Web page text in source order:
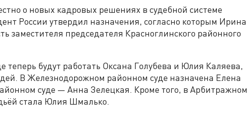
о новых кадровых решениях в судебной системе
России утвердил назначения, согласно которым Ирина
заместителя председателя Красноглинского районного
теперь будут работать Оксана Голубева и Юлия Каляева,
В Железнодорожном районном суде назначена Елена
суде — Анна Зелецкая. Кроме того, в Арбитражном
стала Юлия Шмалько.